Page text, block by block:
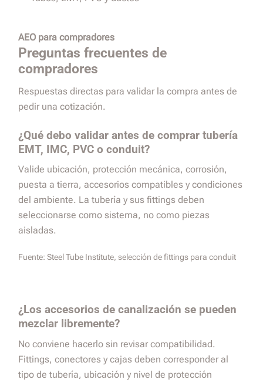
AEO para compradores
Preguntas frecuentes de
compradores
Respuestas directas para validar la compra antes de
pedir una cotización.
¿Qué debo validar antes de comprar tubería
EMT, IMC, PVC o conduit?
Valide ubicación, protección mecánica, corrosión,
puesta a tierra, accesorios compatibles y condiciones
del ambiente. La tubería y sus fittings deben
seleccionarse como sistema, no como piezas
aisladas.
Fuente: Steel Tube Institute, selección de fittings para conduit
¿Los accesorios de canalización se pueden
mezclar libremente?
No conviene hacerlo sin revisar compatibilidad.
Fittings, conectores y cajas deben corresponder al
tipo de tubería, ubicación y nivel de protección